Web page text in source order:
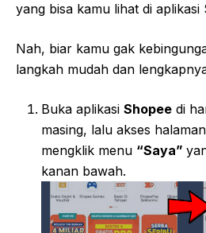
yang bisa kamu lihat di aplikasi
Nah, biar kamu gak
langkah mudah dan
Buka aplikasi Shopee di
masing, lalu akses
mengklik menu “Saya”
kanan bawah.